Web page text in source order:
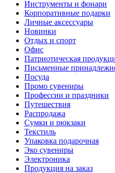
Инструменты и фонари
Корпоративные подарки
Личные аксессуары
Новинки
Отдых и спорт
Офис
Патриотическая
Письменные
Посуда
Промо сувениры
Профессии и праздники
Путешествия
Распродажа
Сумки и рюкзаки
Текстиль
Упаковка подарочная
Эко сувениры
Электроника
Продукция на заказ